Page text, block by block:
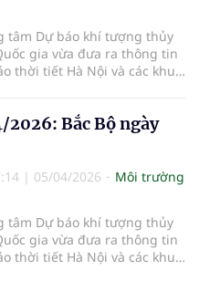
tâm Dự báo khí tượng thủy
gia vừa đưa ra thông tin
thời tiết Hà Nội và các khu
Bắc Bộ ngày
| 05/04/2026
Môi trường
tâm Dự báo khí tượng thủy
gia vừa đưa ra thông tin
thời tiết Hà Nội và các khu